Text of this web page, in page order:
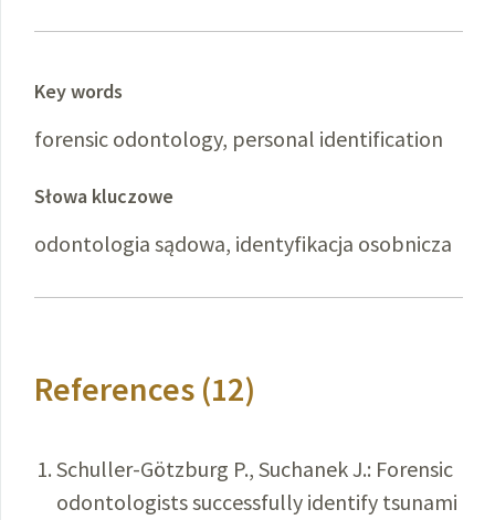
Key words
forensic odontology, personal identification
Słowa kluczowe
odontologia sądowa, identyfikacja osobnicza
References (12)
Schuller-Götzburg P., Suchanek J.: Forensic
odontologists successfully identify tsunami